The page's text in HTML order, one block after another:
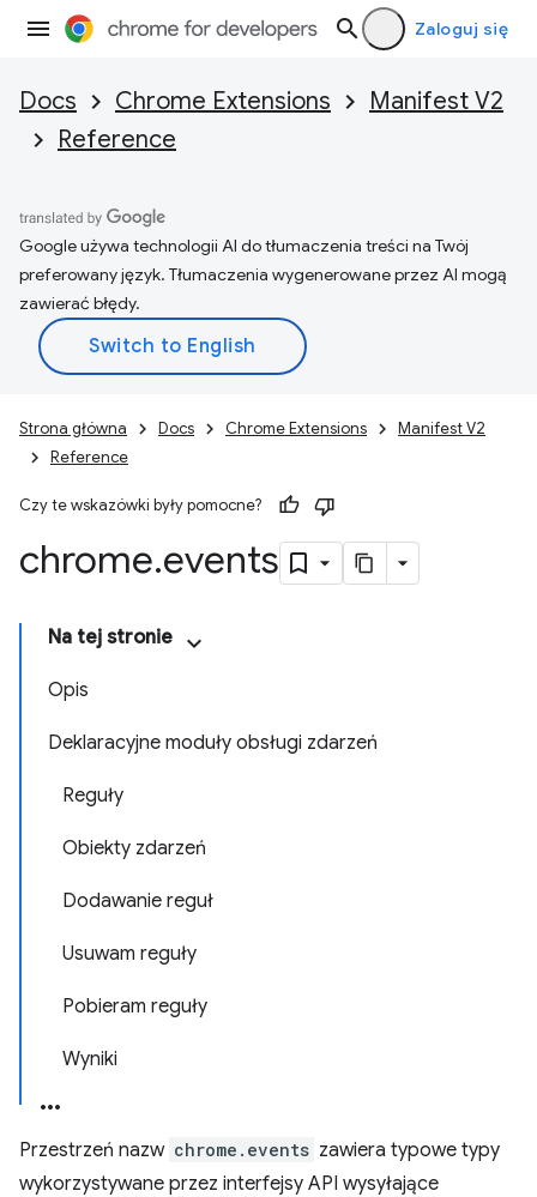
Zaloguj się
Docs Chrome Extensions
Manifest V2
Reference
Google używa technologii AI do tłumaczenia treści na Twój
preferowany język. Tłumaczenia wygenerowane przez AI mogą
zawierać błędy.
Strona główna Docs Chrome Extensions
Manifest V2
Reference
Czy te wskazówki były pomocne?
chrome.events
Na tej stronie
Opis
Deklaracyjne moduły obsługi zdarzeń
Reguły
Obiekty zdarzeń
Dodawanie reguł
Usuwam reguły
Pobieram reguły
Wyniki
Przestrzeń nazw chrome.events zawiera typowe typy
wykorzystywane przez interfejsy API wysyłające